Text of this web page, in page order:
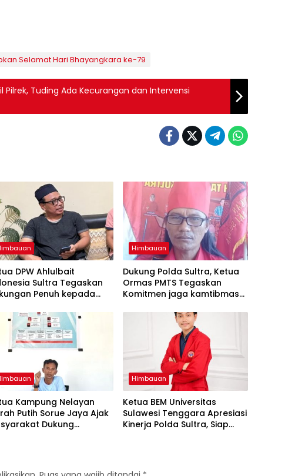
Selamat Hari Bhayangkara ke-79
Pilrek, Tuding Ada Kecurangan dan Intervensi
DPW Ahlulbait
Sultra Tegaskan
Penuh kepada
Himbauan
Dukung Polda Sultra, Ketua
Ormas PMTS Tegaskan
Komitmen jaga kamtibmas
Kampung Nelayan
Putih Sorue Jaya Ajak
Dukung
Himbauan
Ketua BEM Universitas
Sulawesi Tenggara Apresiasi
Kinerja Polda Sultra, Siap